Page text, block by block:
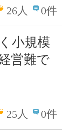
26人 0件
小規模
営難で
25人 0件